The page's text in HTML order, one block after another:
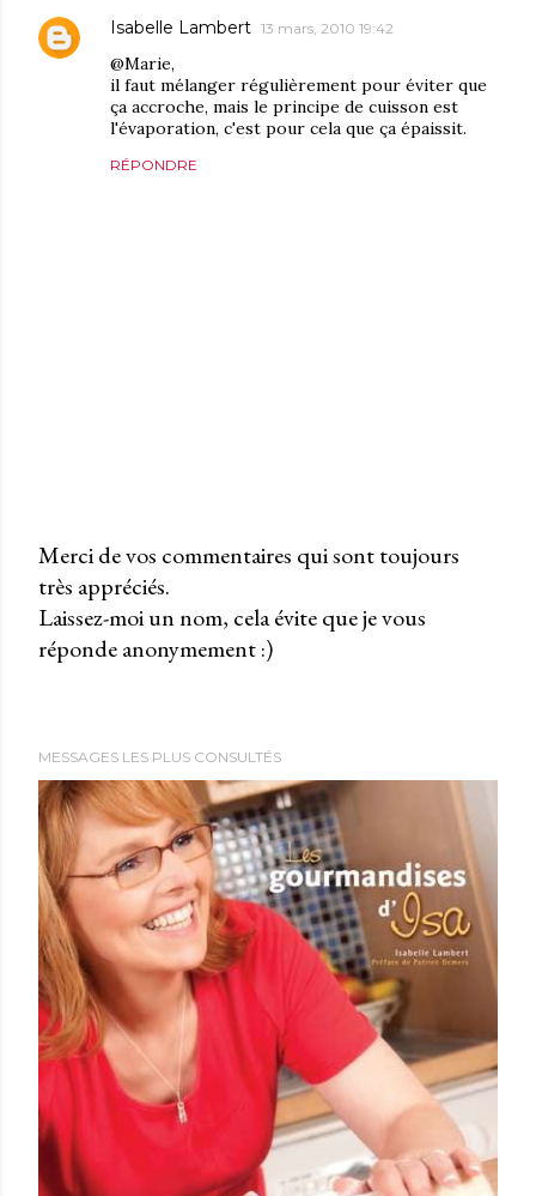
Isabelle Lambert 13 mars, 2010 19:42
@Marie,
il faut mélanger régulièrement pour éviter que
ça accroche, mais le principe de cuisson est
l'évaporation, c'est pour cela que ça épaissit.
RÉPONDRE
P
u
b
r
u
n
c
o
m
m
e
n
t
a
i
r
e
Merci de vos commentaires qui sont toujours
très appréciés.
Laissez-moi un nom, cela évite que je vous
réponde anonymement :)
MESSAGES LES PLUS CONSULTÉS